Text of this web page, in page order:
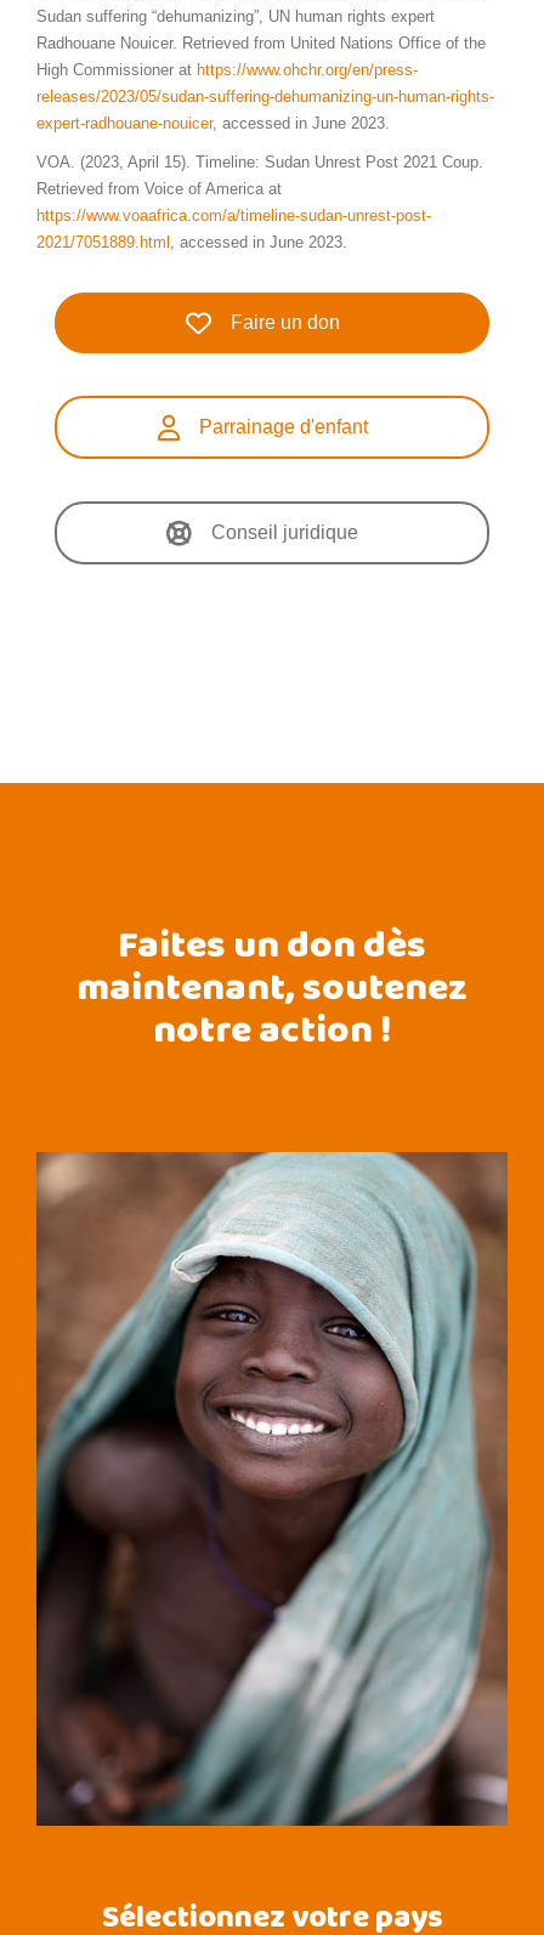
Sudan suffering “dehumanizing”, UN human rights expert
Radhouane Nouicer. Retrieved from United Nations Office of the
High Commissioner at https://www.ohchr.org/en/press-
releases/2023/05/sudan-suffering-dehumanizing-un-human-rights-
expert-radhouane-nouicer, accessed in June 2023.
VOA. (2023, April 15). Timeline: Sudan Unrest Post 2021 Coup.
Retrieved from Voice of America at
https://www.voaafrica.com/a/timeline-sudan-unrest-post-
2021/7051889.html
, accessed in June 2023.
Faire un don
Parrainage d'enfant
Conseil juridique
Faites un don dès
maintenant, soutenez
notre action !
Sélectionnez votre pays